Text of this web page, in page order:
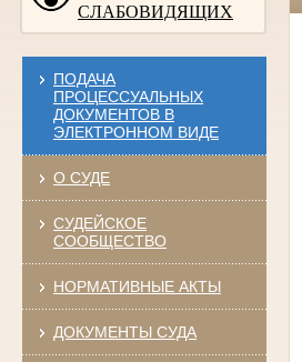
СЛАБОВИДЯЩИХ
ПОДАЧА
ПРОЦЕССУАЛЬНЫХ
ДОКУМЕНТОВ В
ЭЛЕКТРОННОМ ВИДЕ
О СУДЕ
СУДЕЙСКОЕ
СООБЩЕСТВО
НОРМАТИВНЫЕ АКТЫ
ДОКУМЕНТЫ СУДА